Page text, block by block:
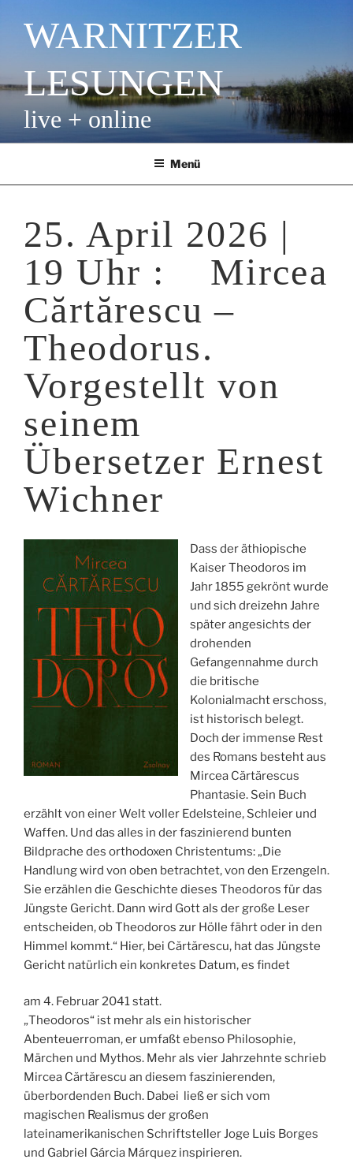
Inhalt
springenWARNITZER
LESUNGEN
live + online
Menü
25. April 2026 |
19 Uhr : Mircea
Cărtărescu –
Theodorus.
Vorgestellt von
seinem
Übersetzer Ernest
Wichner
Dass der äthiopische
Kaiser Theodoros im
Jahr 1855 gekrönt wurde
und sich dreizehn Jahre
später angesichts der
drohenden
Gefangennahme durch
die britische
Kolonialmacht erschoss,
ist historisch belegt.
Doch der immense Rest
des Romans besteht aus
Mircea Cărtărescus
Phantasie. Sein Buch
erzählt von einer Welt voller Edelsteine, Schleier und
Waffen. Und das alles in der faszinierend bunten
Bildprache des orthodoxen Christentums: „Die
Handlung wird von oben betrachtet, von den Erzengeln.
Sie erzählen die Geschichte dieses Theodoros für das
Jüngste Gericht. Dann wird Gott als der große Leser
entscheiden, ob Theodoros zur Hölle fährt oder in den
Himmel kommt.“ Hier, bei Cărtărescu, hat das Jüngste
Gericht natürlich ein konkretes Datum, es findet
am 4. Februar 2041 statt.
„Theodoros“ ist mehr als ein historischer
Abenteuerroman, er umfaßt ebenso Philosophie,
Märchen und Mythos. Mehr als vier Jahrzehnte schrieb
Mircea Cărtărescu an diesem faszinierenden,
überbordenden Buch. Dabei ließ er sich vom
magischen Realismus der großen
lateinamerikanischen Schriftsteller Joge Luis Borges
und Gabriel Gárcia Márquez inspirieren.